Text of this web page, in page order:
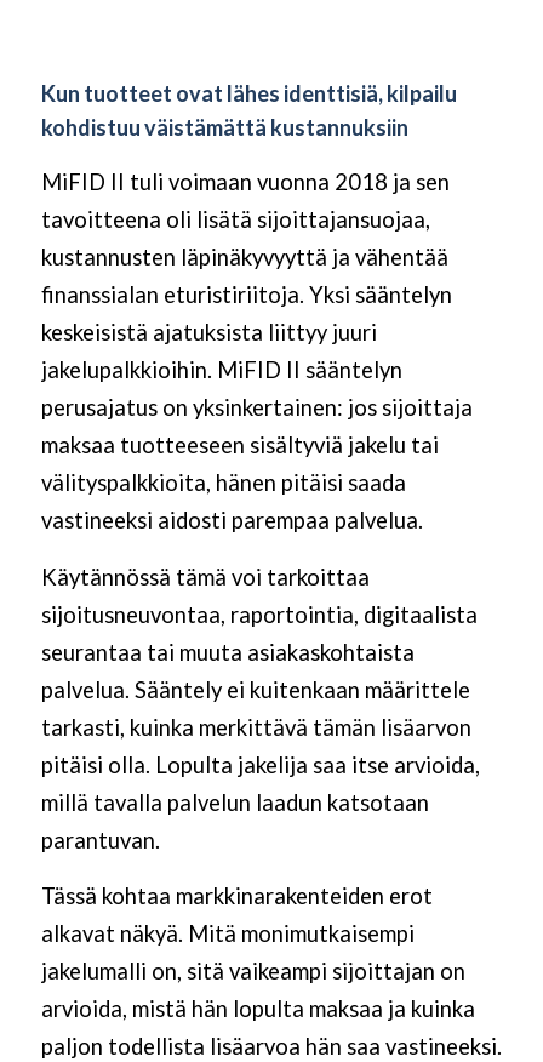
Kun tuotteet ovat lähes identtisiä, kilpailu
kohdistuu väistämättä kustannuksiin
MiFID II tuli voimaan vuonna 2018 ja sen
tavoitteena oli lisätä sijoittajansuojaa,
kustannusten läpinäkyvyyttä ja vähentää
finanssialan eturistiriitoja. Yksi sääntelyn
keskeisistä ajatuksista liittyy juuri
jakelupalkkioihin. MiFID II sääntelyn
perusajatus on yksinkertainen: jos sijoittaja
maksaa tuotteeseen sisältyviä jakelu tai
välityspalkkioita, hänen pitäisi saada
vastineeksi aidosti parempaa palvelua.
Käytännössä tämä voi tarkoittaa
sijoitusneuvontaa, raportointia, digitaalista
seurantaa tai muuta asiakaskohtaista
palvelua. Sääntely ei kuitenkaan määrittele
tarkasti, kuinka merkittävä tämän lisäarvon
pitäisi olla. Lopulta jakelija saa itse arvioida,
millä tavalla palvelun laadun katsotaan
parantuvan.
Tässä kohtaa markkinarakenteiden erot
alkavat näkyä. Mitä monimutkaisempi
jakelumalli on, sitä vaikeampi sijoittajan on
arvioida, mistä hän lopulta maksaa ja kuinka
paljon todellista lisäarvoa hän saa vastineeksi.